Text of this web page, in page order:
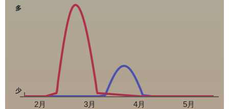
多
少
2月 3月 4月
5月